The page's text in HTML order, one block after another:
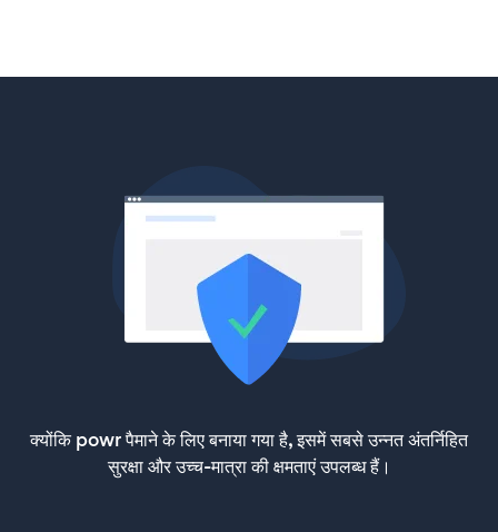
क्योंकि powr पैमाने के लिए बनाया गया है, इसमें सबसे उन्नत अंतर्निहित
सुरक्षा और उच्च-मात्रा की क्षमताएं उपलब्ध हैं।